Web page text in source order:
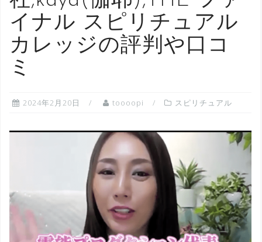
イナル スピリチュアル
カレッジの評判や口コ
ミ
2024年2月20日 toooopi スピリチュアル